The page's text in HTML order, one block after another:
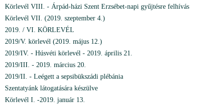
Körlevél VIII. - Árpád-házi Szent Erzsébet-napi gyűjtésre felhívás
Körlevél VII. (2019. szeptember 4.)
2019. / VI. KÖRLEVÉL
2019/V. körlevél (2019. május 12.)
2019/IV. - Húsvéti körlevél - 2019. április 21.
2019/III. - 2019. március 20.
2019/II. - Leégett a sepsibükszádi plébánia
Szentatyánk látogatására készülve
Körlevél I. -2019. január 13.